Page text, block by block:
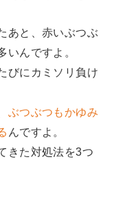
あと、赤いぶつぶ
いんですよ。
びにカミソリ負け
ぶつぶつもかゆみ
んですよ。
きた対処法を3つ